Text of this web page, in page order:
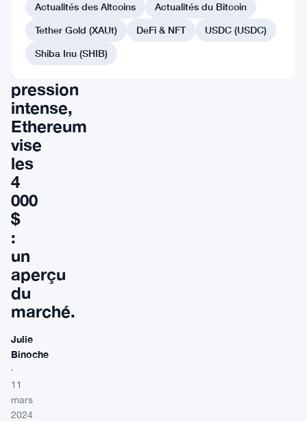
fait
face
une
pression
intense,
Ethereum
vise
les
4
000
$
:
un
aperçu
du
marché.
Julie
Binoche
·
11
mars
2024
Actualités des Altcoins
Actualités du Bitcoin
Tether Gold (XAUt)
DeFi & NFT
USDC (USDC)
Shiba Inu (SHIB)